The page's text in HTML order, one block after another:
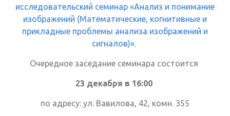
исследовательский семинар «Анализ и понимание
изображений (Математические, когнитивные и
прикладные проблемы анализа изображений и
сигналов)».
Очередное заседание семинара состоится
23 декабря в 16:00
по адресу: ул. Вавилова, 42, комн. 355